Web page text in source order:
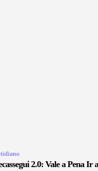
2.0: Vale a Pena Ir